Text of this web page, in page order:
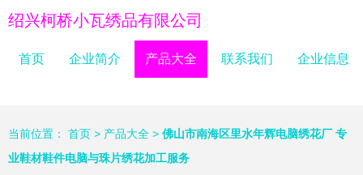
绍兴柯桥小瓦绣品有限公司
首页 企业简介 产品大全 联系我们 企业信息
当前位置： 首页 > 产品大全 > 佛山市南海区里水年辉电脑绣花厂 专
业鞋材鞋件电脑与珠片绣花加工服务